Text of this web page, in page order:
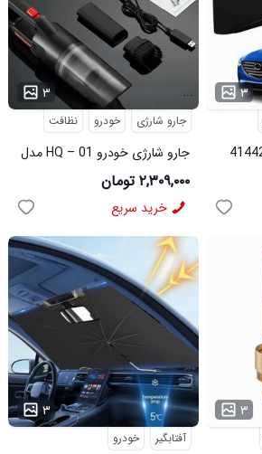
۳ ...
جارو شارژی خودرو نظافت
جارو شارژی خودرو HQ – 01 مدل
42332
۲,۳۰۹,۰۰۰ تومان
خرید سریع
۳
۳ ...
آفتابگیر خودرو
۳